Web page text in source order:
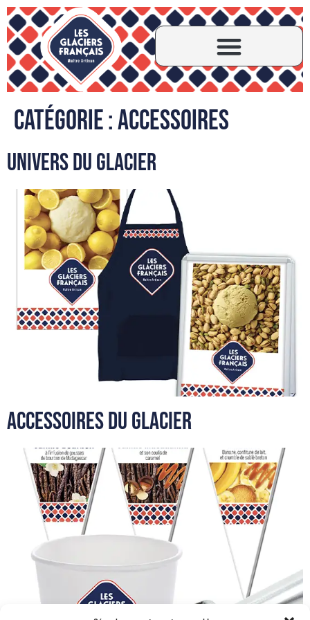
Catégorie :Accessoires
Univers du Glacier
Accessoires du Glacier